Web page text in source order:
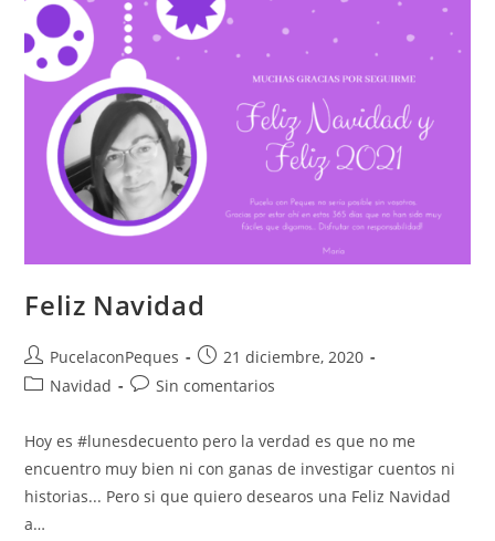
Feliz Navidad
PucelaconPeques
21 diciembre, 2020
Navidad
Sin comentarios
Hoy es #lunesdecuento pero la verdad es que no me
encuentro muy bien ni con ganas de investigar cuentos ni
historias... Pero si que quiero desearos una Feliz Navidad
a…